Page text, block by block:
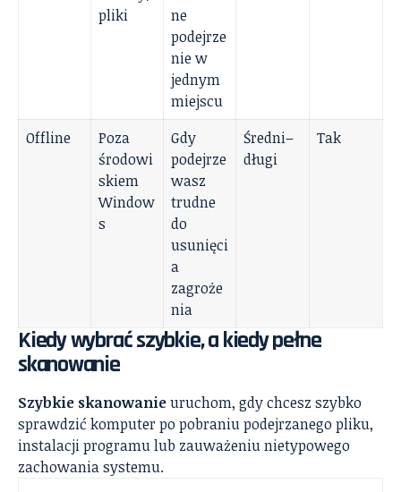
pliki
ne
podejrze
nie w
jednym
miejscu
Offline
Poza
środowi
skiem
Window
s
Gdy
podejrze
wasz
trudne
do
usunięci
a
zagroże
nia
Średni–
długi
Tak
Kiedy wybrać szybkie, a kiedy pełne
skanowanie
Szybkie skanowanieuruchom, gdy chcesz szybko
sprawdzić komputer po pobraniu podejrzanego pliku,
instalacji programu lub zauważeniu nietypowego
zachowania systemu.